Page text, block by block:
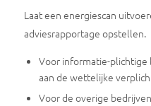
Laat een energiescan
adviesrapportage opstellen.
Voor informatie-plichtige
aan de wettelijke
Voor de overige